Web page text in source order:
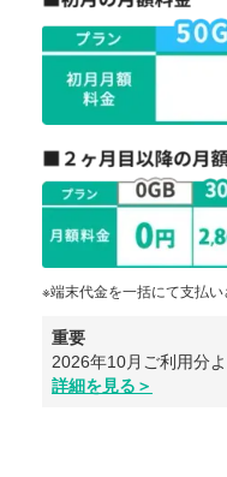
※端末代金を一括にて支払
重要
2026年10月ご利用分
詳細を見る＞